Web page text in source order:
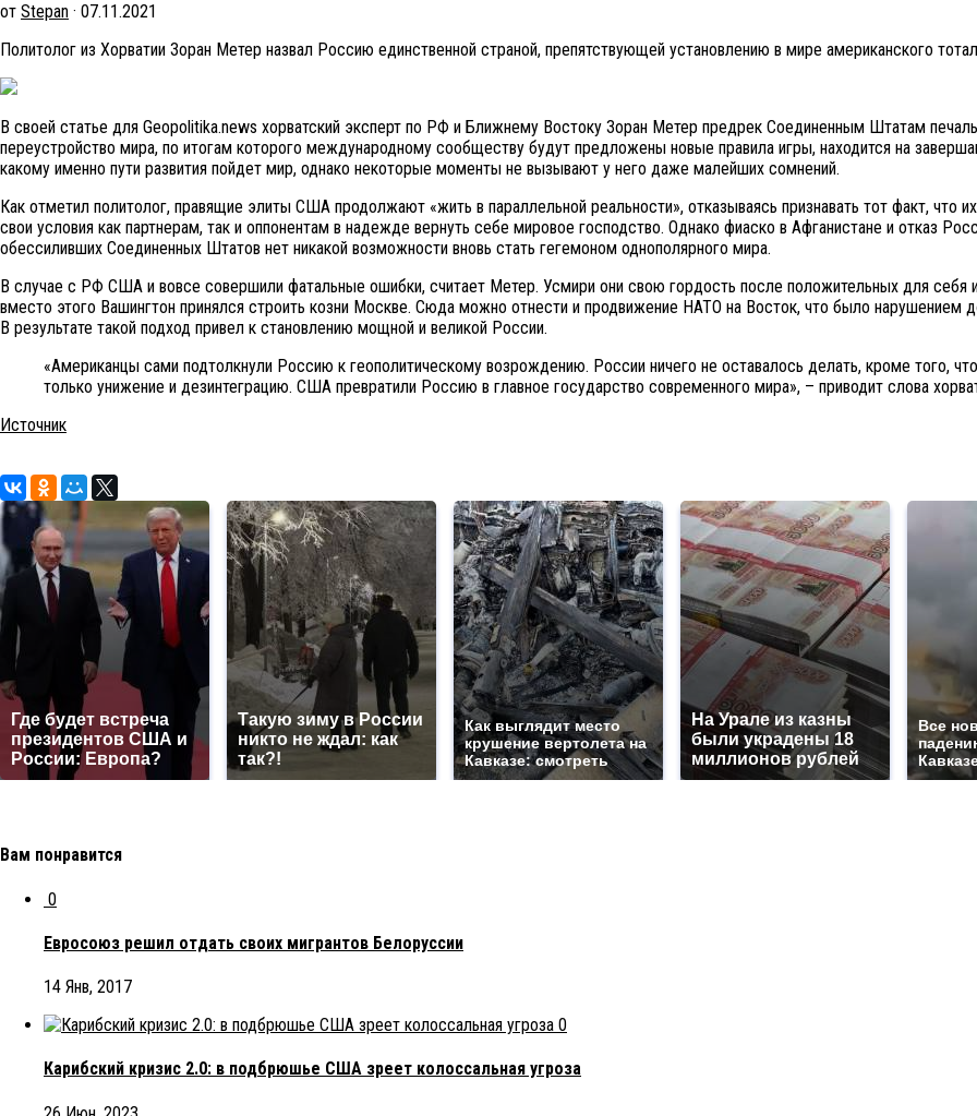
от Stepan · 07.11.2021
Политолог из Хорватии Зоран Метер назвал Россию единственной страной, препятствующей установлению в мире американского
В своей статье для Geopolitika.news хорватский эксперт по РФ и Ближнему Востоку Зоран Метер предрек Соединенным Штатам
переустройство мира, по итогам которого международному сообществу будут предложены новые правила игры, находится на
какому именно пути развития пойдет мир, однако некоторые моменты не вызывают у него даже малейших сомнений.
Как отметил политолог, правящие элиты США продолжают «жить в параллельной реальности», отказываясь признавать тот факт, что
свои условия как партнерам, так и оппонентам в надежде вернуть себе мировое господство. Однако фиаско в Афганистане и отказ
обессиливших Соединенных Штатов нет никакой возможности вновь стать гегемоном однополярного мира.
В случае с РФ США и вовсе совершили фатальные ошибки, считает Метер. Усмири они свою гордость после положительных для себя
вместо этого Вашингтон принялся строить козни Москве. Сюда можно отнести и продвижение НАТО на Восток, что было нарушением
В результате такой подход привел к становлению мощной и великой России.
«Американцы сами подтолкнули Россию к геополитическому возрождению. России ничего не оставалось делать, кроме того,
только унижение и дезинтеграцию. США превратили Россию в главное государство современного мира», – приводит слова
Источник
Где будет встреча
президентов США и
России: Европа?
Такую зиму в России
никто не ждал: как
так?!
Как выглядит место
крушение вертолета на
Кавказе: смотреть
На Урале из казны
были украдены 18
миллионов рублей
Все
Вам понравится
0
Евросоюз решил отдать своих мигрантов Белоруссии
14 Янв, 2017
0
Карибский кризис 2.0: в подбрюшье США зреет колоссальная угроза